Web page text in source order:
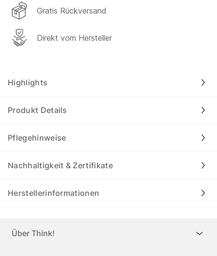
Gratis Rückversand
Direkt vom Hersteller
Highlights
Produkt Details
Pflegehinweise
Nachhaltigkeit & Zertifikate
Herstellerinformationen
Über Think!